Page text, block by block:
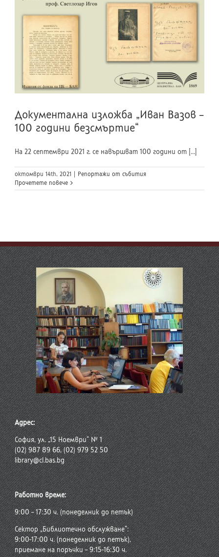
Документална изложба „Иван Вазов –
100 години безсмъртие“
На 22 септември 2021 г. се навършват 100 години от [...]
октомври 14th, 2021
Репортажи от събития
Прочетете повече
Адрес:
София, ул. „15 Ноември“ № 1
(02) 987 89 66, (02) 979 52 50
library@cl.bas.bg
Работно време:
9:00 – 17:30 ч. (понеделник до петък)
Сектор „Библиотечно обслужване“:
9:00-17:00 ч. (понеделник до петък),
приемане на поръчки – 9:15-16:30 ч.